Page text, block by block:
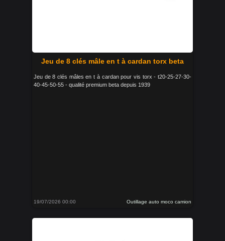
Jeu de 8 clés mâle en t à cardan torx beta
Jeu de 8 clés mâles en t à cardan pour vis torx - t20-25-27-30-
40-45-50-55 - qualité premium beta depuis 1939
19/07/2026 00:00 Outillage auto moco camion